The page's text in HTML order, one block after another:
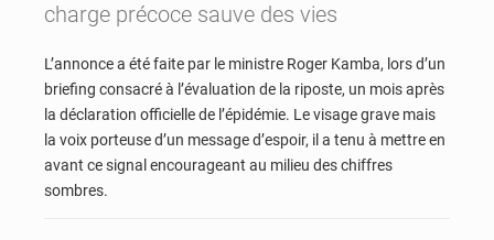
charge précoce sauve des vies
L’annonce a été faite par le ministre Roger Kamba, lors d’un
briefing consacré à l’évaluation de la riposte, un mois après
la déclaration officielle de l’épidémie. Le visage grave mais
la voix porteuse d’un message d’espoir, il a tenu à mettre en
avant ce signal encourageant au milieu des chiffres
sombres.